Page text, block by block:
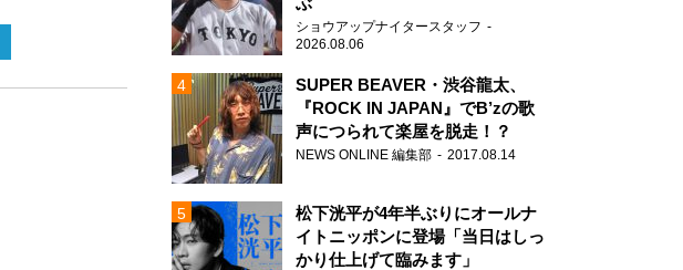
ショウアップナイタースタッフ
2026.08.06
SUPER BEAVER・渋谷龍太、
『ROCK IN JAPAN』でB’zの歌
声につられて楽屋を脱走！？
NEWS ONLINE 編集部 2017.08.14
松下洸平が4年半ぶりにオールナ
イトニッポンに登場「当日はしっ
かり仕上げて臨みます」